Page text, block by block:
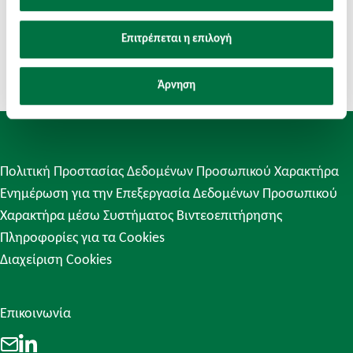
Επιτρέπεται η επιλογή
Άρνηση
Πολιτική Προστασίας Δεδομένων Προσωπικού Χαρακτήρα
Ενημέρωση για την Επεξεργασία Δεδομένων Προσωπικού
Χαρακτήρα μέσω Συστήματος Βιντεοεπιτήρησης
Πληροφορίες για τα Cookies
Διαχείριση Cookies
Επικοινωνία
EmailLinkedIn